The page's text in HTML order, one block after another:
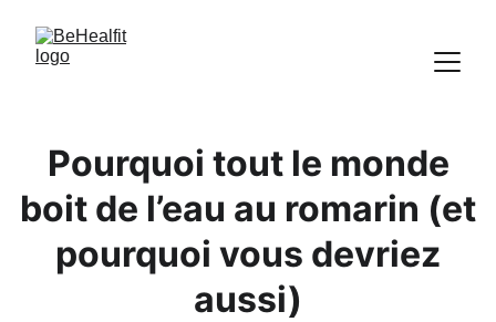
Pourquoi tout le monde
boit de l’eau au romarin (et
pourquoi vous devriez
aussi)